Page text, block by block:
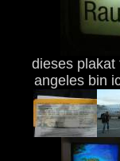
dieses plakat
angeles bin